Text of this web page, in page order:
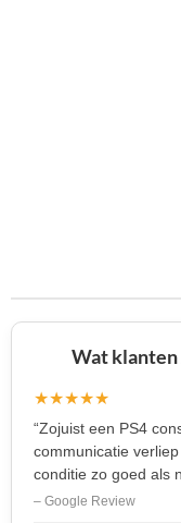
Wat klanten
★★★★★
“Zojuist een PS4
communicatie
conditie zo goed als
– Google Review